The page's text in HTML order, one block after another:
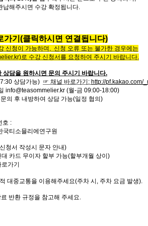
납해주시면 수강 확정됩니다.
가기 (클릭하시면 연결됩니다)
신청이 가능하며, 신청 오류 또는 불가한 경우에는
로 수강 신청서를 요청하여 주시기 바랍니다.
상담을 원하시면 문의 주시기 바랍니다.
상담가능) ☞ 채널 바로가기 : http://pf.kakao.com/
info@teasommelier.kr (월-금 09:00-18:00)
의 후 내방하여 상담 가능(일정 협의)
호 :
국티소믈리에연구원
청서 작성시 문자 안내)
카드 무이자 할부 가능(할부개월 상이)
가기
대중교통을 이용해주세요(주차 시 , 주차 요금 발생).
반환 규정을 참고해 주세요.